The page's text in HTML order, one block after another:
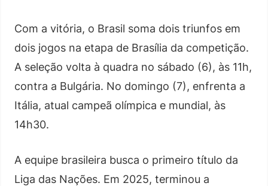
Com a vitória, o Brasil soma dois triunfos em
dois jogos na etapa de Brasília da competição.
A seleção volta à quadra no sábado (6), às 11h,
contra a Bulgária. No domingo (7), enfrenta a
Itália, atual campeã olímpica e mundial, às
14h30.
A equipe brasileira busca o primeiro título da
Liga das Nações. Em 2025, terminou a